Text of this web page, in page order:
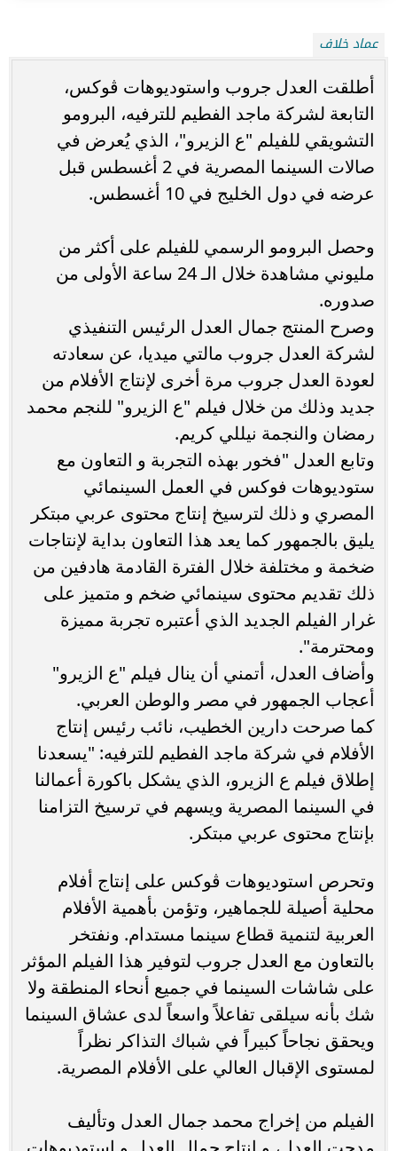
عماد خلاف
أطلقت العدل جروب واستوديوهات ڤوكس،
التابعة لشركة ماجد الفطيم للترفيه، البرومو
التشويقي للفيلم "ع الزيرو"، الذي يُعرض في
صالات السينما المصرية في 2 أغسطس قبل
عرضه في دول الخليج في 10 أغسطس.
وحصل البرومو الرسمي للفيلم على أكثر من
مليوني مشاهدة خلال الـ 24 ساعة الأولى من
صدوره.
وصرح المنتج جمال العدل الرئيس التنفيذي
لشركة العدل جروب مالتي ميديا، عن سعادته
لعودة العدل جروب مرة أخرى لإنتاج الأفلام من
جديد وذلك من خلال فيلم "ع الزيرو" للنجم محمد
رمضان والنجمة نيللي كريم.
‏‎وتابع العدل "فخور بهذه التجربة و التعاون مع
ستوديوهات فوكس في العمل السينمائي
المصري و ذلك لترسيخ إنتاج محتوى عربي مبتكر
يليق بالجمهور كما يعد هذا التعاون بداية لإنتاجات
ضخمة و مختلفة خلال الفترة القادمة هادفين من
ذلك تقديم محتوى سينمائي ضخم و متميز على
غرار الفيلم الجديد الذي أعتبره تجربة مميزة
ومحترمة".
‏‎وأضاف العدل، أتمني أن ينال فيلم "ع الزيرو"
أعجاب الجمهور في مصر والوطن العربي.
كما صرحت دارين الخطيب، نائب رئيس إنتاج
الأفلام في شركة ماجد الفطيم للترفيه: "يسعدنا
إطلاق فيلم ع الزيرو، الذي يشكل باكورة أعمالنا
في السينما المصرية ويسهم في ترسيخ التزامنا
بإنتاج محتوى عربي مبتكر.
وتحرص استوديوهات ڤوكس على إنتاج أفلام
محلية أصيلة للجماهير، وتؤمن بأهمية الأفلام
العربية لتنمية قطاع سينما مستدام. ونفتخر
بالتعاون مع العدل جروب لتوفير هذا الفيلم المؤثر
على شاشات السينما في جميع أنحاء المنطقة ولا
شك بأنه سيلقى تفاعلاً واسعاً لدى عشاق السينما
ويحقق نجاحاً كبيراً في شباك التذاكر نظراً
لمستوى الإقبال العالي على الأفلام المصرية.
الفيلم من إخراج محمد جمال العدل وتأليف